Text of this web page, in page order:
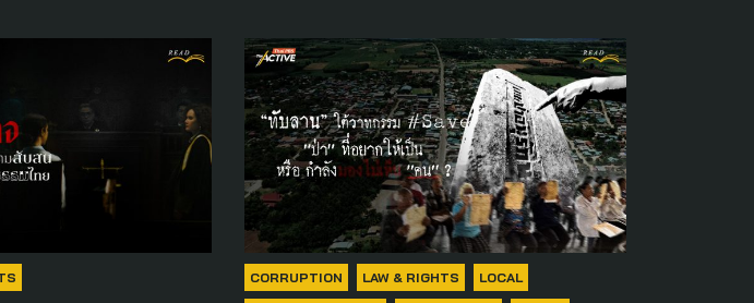
CORRUPTION LAW & RIGHTS LOCAL